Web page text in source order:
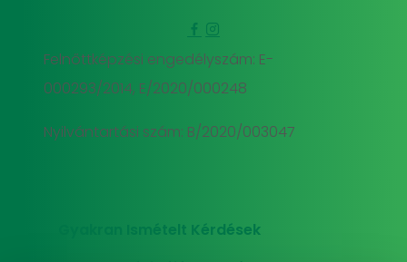
Felnőttképzési engedélyszám: E-
000293/2014, E/2020/000248
Nyilvántartási szám: B/2020/003047
Gyakran Ismételt Kérdések